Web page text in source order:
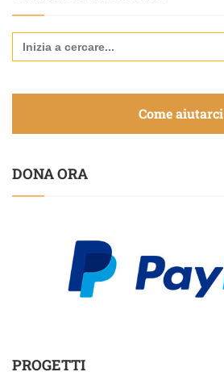
Search
for:
Come aiutarci
DONA ORA
PROGETTI